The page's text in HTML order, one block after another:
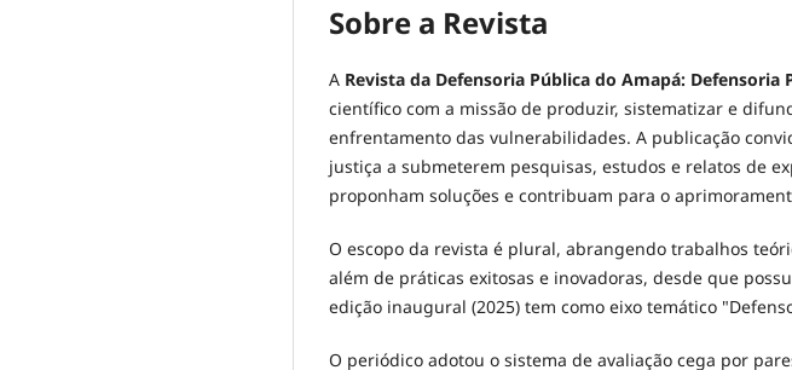
Sobre a Revista
A Revista da Defensoria Pública do Amapá: Defensoria
científico com a missão de produzir, sistematizar e
enfrentamento das vulnerabilidades. A publicação
justiça a submeterem pesquisas, estudos e relatos de
proponham soluções e contribuam para o
O escopo da revista é plural, abrangendo trabalhos
além de práticas exitosas e inovadoras, desde que
edição inaugural (2025) tem como eixo temático
O periódico adotou o sistema de avaliação cega por